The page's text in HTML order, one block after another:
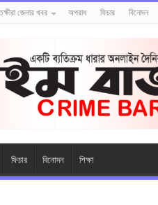
জেলার খবর অপরাধ ফিচার বিনোদন
ফিচার বিনোদন শিক্ষা